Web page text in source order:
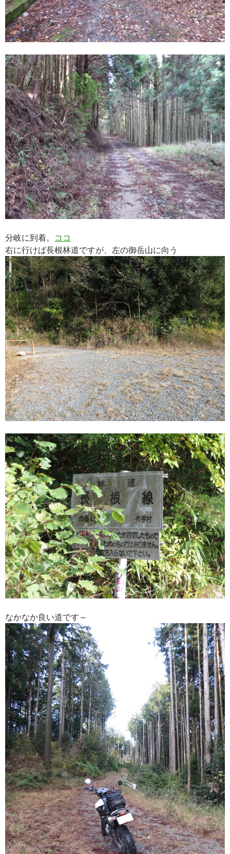
分岐に到着。
ココ
右に行けば長根林道ですが、左の御岳山に向う
なかなか良い道です～